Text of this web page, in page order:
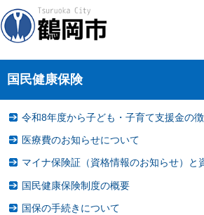
国民健康保険
令和8年度から子ども・子育て支援金の
医療費のお知らせについて
マイナ保険証（資格情報のお知らせ）と
国民健康保険制度の概要
国保の手続きについて